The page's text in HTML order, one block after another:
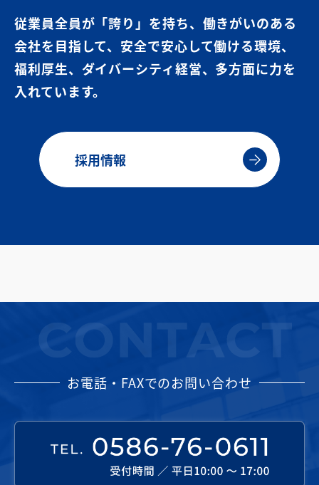
従業員全員が「誇り」を持ち、働きがいのある
会社を目指して、安全で安心して働ける環境、
福利厚生、ダイバーシティ経営、多方面に力を
入れています。
採用情報
お電話・FAXでのお問い合わせ